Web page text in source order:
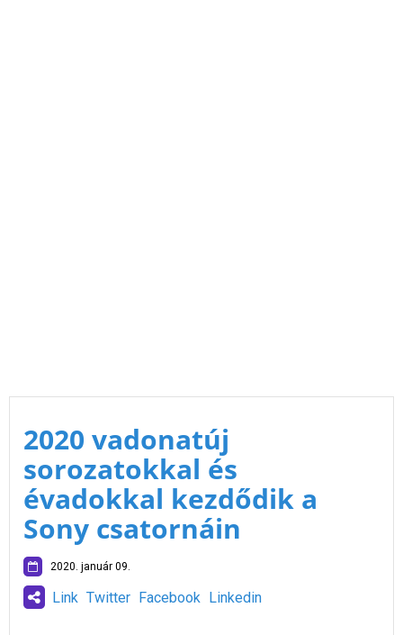
2020 vadonatúj
sorozatokkal és
évadokkal kezdődik a
Sony csatornáin
2020. január 09.
Link Twitter Facebook Linkedin